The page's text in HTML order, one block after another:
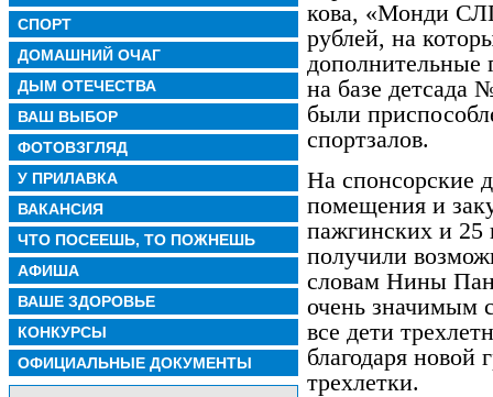
СПОРТ
ДОМАШНИЙ ОЧАГ
ДЫМ ОТЕЧЕСТВА
ВАШ ВЫБОР
ФОТОВЗГЛЯД
У ПРИЛАВКА
ВАКАНСИЯ
ЧТО ПОСЕЕШЬ, ТО ПОЖНЕШЬ
АФИША
ВАШЕ ЗДОРОВЬЕ
КОНКУРСЫ
ОФИЦИАЛЬНЫЕ ДОКУМЕНТЫ
кова, «Монди
рублей, на
дополнительные
на базе детсада
были
спортзалов.
На спонсорские
помещения и
пажгинских и 25
получили
словам Нины
очень значимым
все дети
благодаря новой
трехлетки.